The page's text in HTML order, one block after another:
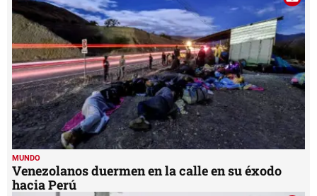
MUNDO
Venezolanos duermen en la calle en su éxodo
hacia Perú